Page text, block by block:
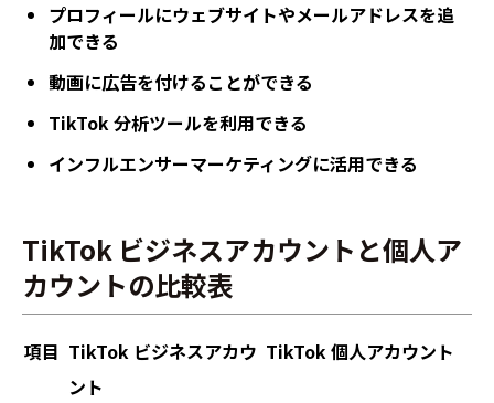
プロフィールにウェブサイトやメールアドレスを追
加できる
動画に広告を付けることができる
TikTok 分析ツールを利用できる
インフルエンサーマーケティングに活用できる
TikTok ビジネスアカウントと個人ア
カウントの比較表
項目 TikTok ビジネスアカウ
ント
TikTok 個人アカウント